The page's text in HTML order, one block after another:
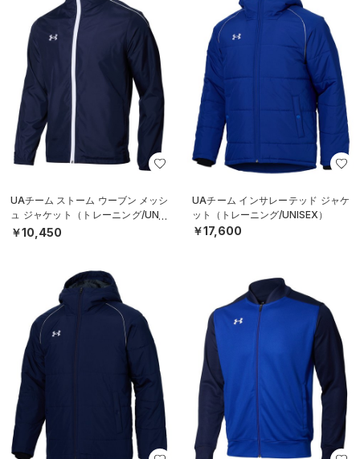
UAチーム ストーム ウーブン メッシ
ュ ジャケット（トレーニング/UNIS
EX）
￥10,450
UAチーム インサレーテッド ジャケ
ット（トレーニング/UNISEX）
￥17,600